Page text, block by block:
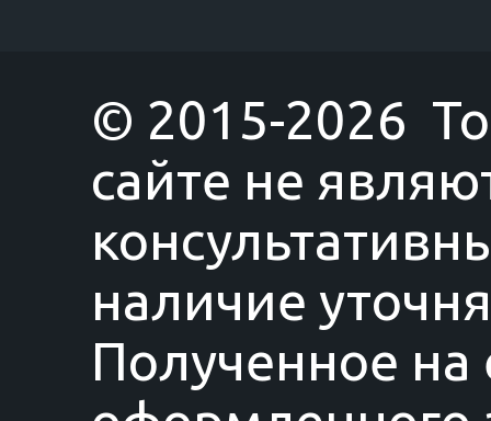
© 2015-2026
сайте не
наличие
Полученное на